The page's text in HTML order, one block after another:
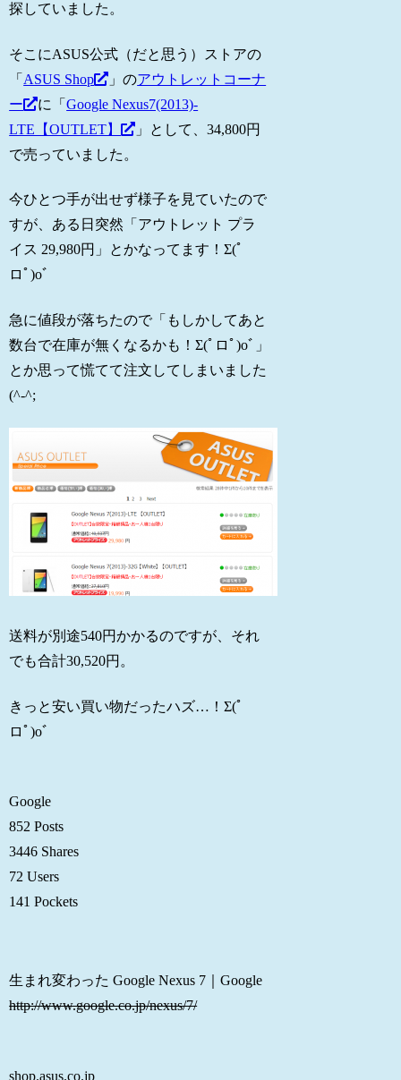
探していました。
そこにASUS公式（だと思う）ストアの
「 ASUS Shop 」のアウトレットコーナ
ー
に「Google Nexus7(2013)-
LTE【OUTLET】
」として、34,800円
で売っていました。
今ひとつ手が出せず様子を見ていたので
すが、ある日突然「アウトレット プラ
イス 29,980円」とかなってます！Σ(ﾟ
ロﾟ)oﾞ
急に値段が落ちたので「もしかしてあと
数台で在庫が無くなるかも！Σ(ﾟロﾟ)oﾞ」
とか思って慌てて注文してしまいました
(^-^;
送料が別途540円かかるのですが、それ
でも合計30,520円。
きっと安い買い物だったハズ…！Σ(ﾟ
ロﾟ)oﾞ
Google
852 Posts
3446 Shares
72 Users
141 Pockets
生まれ変わった Google Nexus 7｜Google
http://www.google.co.jp/nexus/7/
shop.asus.co.jp